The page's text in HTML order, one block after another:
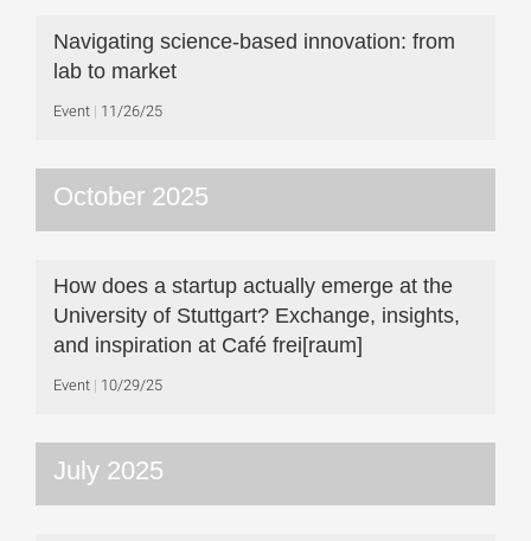
Navigating science-based innovation: from
lab to market
Event 11/26/25
October 2025
How does a startup actually emerge at the
University of Stuttgart? Exchange, insights,
and inspiration at Café frei[raum]
Event 10/29/25
July 2025